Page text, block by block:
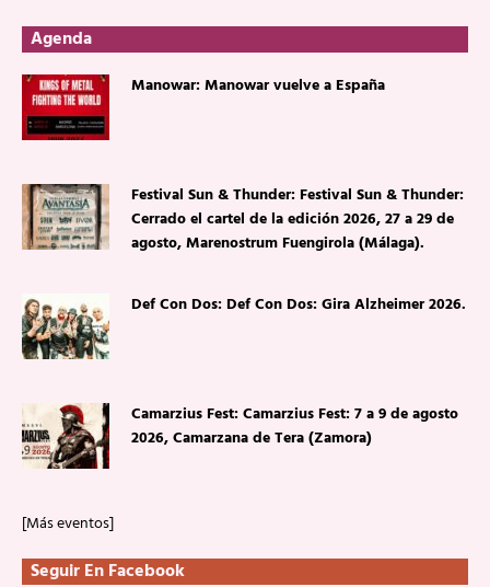
Agenda
Manowar: Manowar vuelve a España
Festival Sun & Thunder: Festival Sun & Thunder:
Cerrado el cartel de la edición 2026, 27 a 29 de
agosto, Marenostrum Fuengirola (Málaga).
Def Con Dos: Def Con Dos: Gira Alzheimer 2026.
Camarzius Fest: Camarzius Fest: 7 a 9 de agosto
2026, Camarzana de Tera (Zamora)
[Más eventos]
Seguir En Facebook